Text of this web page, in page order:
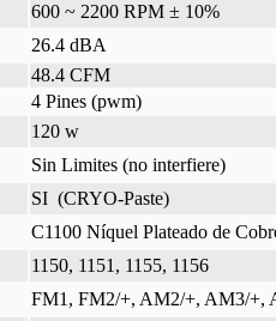
600 ~ 2200 RPM ± 10%
26.4 dBA
48.4 CFM
4 Pines (pwm)
120 w
Sin Limites (no interfiere)
SI (CRYO-Paste)
C1100 Níquel Plateado de
1150, 1151, 1155, 1156
FM1, FM2/+, AM2/+, AM3/+,